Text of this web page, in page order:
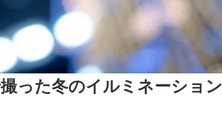
った冬のイルミネーション